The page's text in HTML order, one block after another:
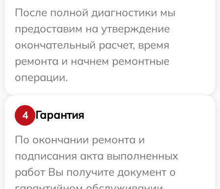
После полной диагностики мы
предоставим на утверждение
окончательный расчет, время
ремонта и начнем ремонтные
операции.
4
Гарантия
По окончании ремонта и
подписания акта выполненных
работ Вы получите документ о